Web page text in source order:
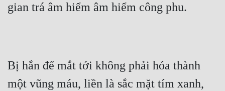
gian trá âm hiểm âm hiểm công phu.
Bị hắn để mắt tới không phải hóa thành
một vũng máu, liền là sắc mặt tím xanh,